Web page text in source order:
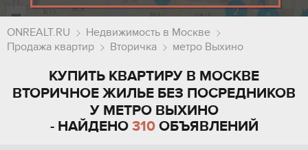
ONREALT.RU
Недвижимость в Москве
Продажа квартир
Вторичка метро Выхино
КУПИТЬ КВАРТИРУ В МОСКВЕ
ВТОРИЧНОЕ ЖИЛЬЕ БЕЗ ПОСРЕДНИКОВ
У МЕТРО ВЫХИНО
- НАЙДЕНО 310ОБЪЯВЛЕНИЙ